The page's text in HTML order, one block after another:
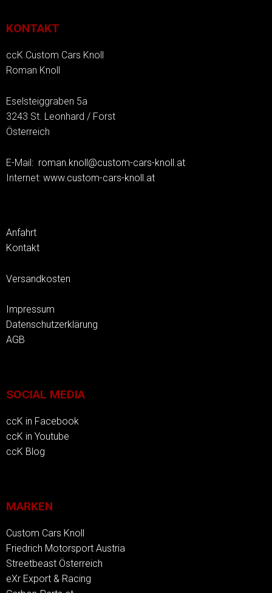
KONTAKT
ccK Custom Cars Knoll
Roman Knoll
Eselsteiggraben 5a
3243 St. Leonhard / Forst
Österreich
E-Mail: roman.knoll@custom-cars-knoll.at
Internet: www.custom-cars-knoll.at
Anfahrt
Kontakt
Versandkosten
Impressum
Datenschutzerklärung
AGB
SOCIAL MEDIA
ccK in Facebook
ccK in Youtube
ccK Blog
MARKEN
Custom Cars Knoll
Friedrich Motorsport Austria
Streetbeast Österreich
eXr Export & Racing